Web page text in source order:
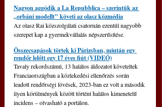
Nagyon aggódik a La Repubblica – szerintük az
„orbáni modellt" követi az olasz közmédia
Az olasz Rai közszolgálati csatornán ezentúl nagyobb
szerepet kap a gyermekvállalás népszerűsítése.
Összecsapások törtek ki Párizsban, miután egy
rendőr lelőtt egy 17 éves fiút (VIDEÓ)
Tavaly rekordszámú, 13 halálos áldozatot követeltek
Franciaországban a közlekedési ellenőrzés során
leadott rendőrségi lövések, 2023-ban ez volt a második
ilyen körülmények között történt halálos kimenetelű
incidens – olvasható a portálon.